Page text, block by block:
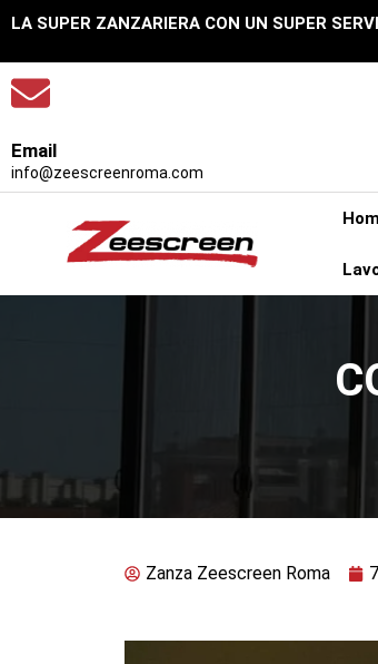
LA SUPER ZANZARIERA CON UN SUPER
Email
info@zeescreenroma.com
Zanza Zeescreen Roma